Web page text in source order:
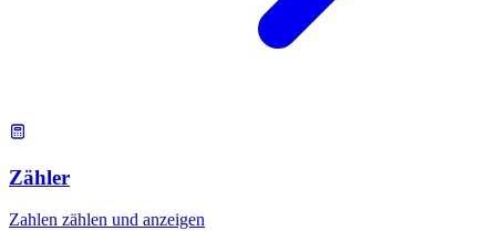
Zähler
Zahlen zählen und anzeigen